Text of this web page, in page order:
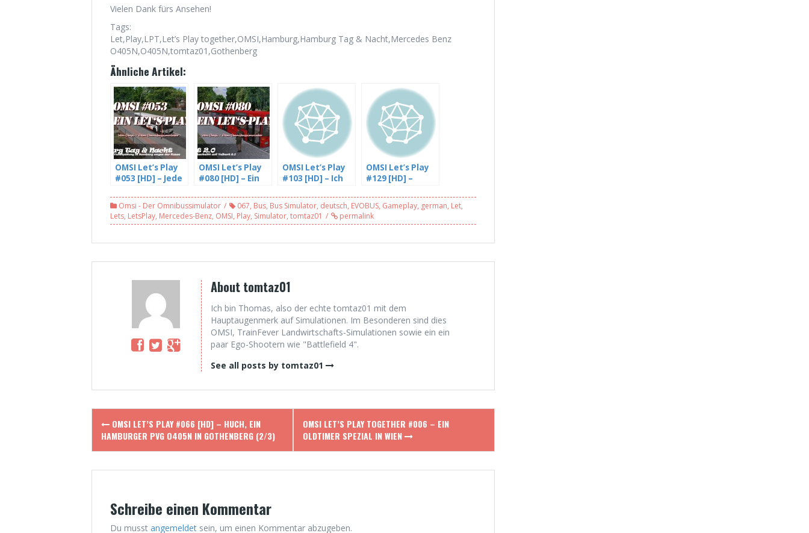
Vielen Dank fürs Ansehen!
Tags:
Let,Play,LPT,Let’s Play together,OMSI,Hamburg,Hamburg Tag & Nacht,Mercedes Benz
O405N,O405N,tomtaz01,Gothenberg
Ähnliche Artikel:
OMSI Let’s Play
#053 [HD] – Jede
Verspätung in
Hamburg wegen
der Kasse (2/3)
OMSI Let’s Play
#080 [HD] – Ein
auf Velbert 2.0,
Linie 763 (1/2)
OMSI Let’s Play
#103 [HD] – Ich
Verspätung
nicht runter in
Ahlheim, Linie 29
OMSI Let’s Play
#129 [HD] –
dem DD – mit
GamingFailer
(1/3)
Omsi - Der Omnibussimulator 067, Bus, Bus Simulator, deutsch, EVOBUS, Gameplay, german, Let,
Lets, LetsPlay, Mercedes-Benz, OMSI, Play, Simulator, tomtaz01 permalink
About tomtaz01
Ich bin Thomas, also der echte tomtaz01 mit dem
Hauptaugenmerk auf Simulationen. Im Besonderen sind dies
OMSI, TrainFever Landwirtschafts-Simulationen sowie ein ein
paar Ego-Shootern wie "Battlefield 4".
See all posts by tomtaz01
Post
navigation
OMSI LET’S PLAY #066 [HD] – HUCH, EIN
HAMBURGER PVG O405N IN GOTHENBERG (2/3)
OMSI LET’S PLAY TOGETHER #006 – EIN
OLDTIMER SPEZIAL IN WIEN
Schreibe einen Kommentar
Du musst angemeldet sein, um einen Kommentar abzugeben.